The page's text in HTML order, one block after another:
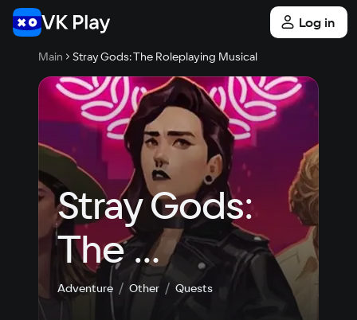
Log in
Main Stray Gods: The Roleplaying Musical
Stray Gods:
The
Roleplaying
Adventure Other Quests